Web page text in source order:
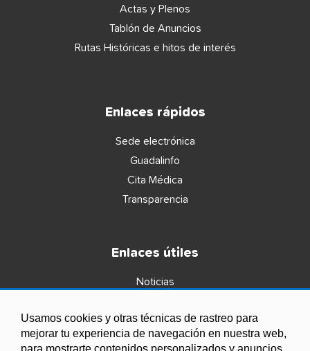
Usamos cookies y otras técnicas de rastreo para
mejorar tu experiencia de navegación en nuestra web,
para mostrarte contenidos personalizados y anuncios
Actas y Plenos
Tablón de Anuncios
Rutas Históricas e hitos de interés
Enlaces rápidos
Sede electrónica
Guadalinfo
Cita Médica
Transparencia
Enlaces útiles
Noticias
Ordenanzas
Entidades y asociaciones